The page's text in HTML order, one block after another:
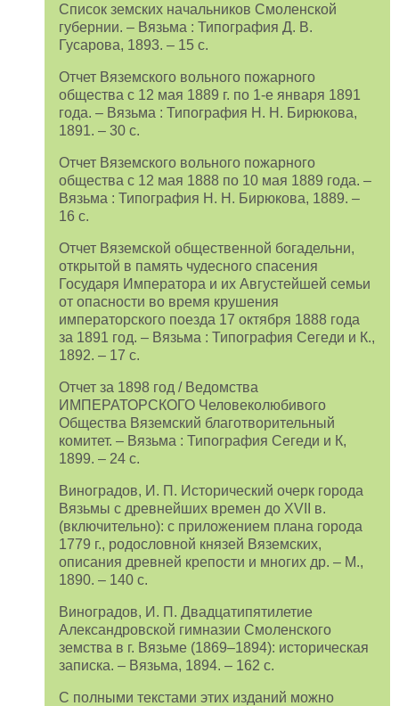
Список земских начальников Смоленской
губернии. – Вязьма : Типография Д. В.
Гусарова, 1893. – 15 с.
Отчет Вяземского вольного пожарного
общества с 12 мая 1889 г. по 1-е января 1891
года. – Вязьма : Типография Н. Н. Бирюкова,
1891. – 30 с.
Отчет Вяземского вольного пожарного
общества с 12 мая 1888 по 10 мая 1889 года. –
Вязьма : Типография Н. Н. Бирюкова, 1889. –
16 с.
Отчет Вяземской общественной богадельни,
открытой в память чудесного спасения
Государя Императора и их Августейшей семьи
от опасности во время крушения
императорского поезда 17 октября 1888 года
за 1891 год. – Вязьма : Типография Сегеди и К.,
1892. – 17 с.
Отчет за 1898 год / Ведомства
ИМПЕРАТОРСКОГО Человеколюбивого
Общества Вяземский благотворительный
комитет. – Вязьма : Типография Сегеди и К,
1899. – 24 с.
Виноградов, И. П. Исторический очерк города
Вязьмы с древнейших времен до XVII в.
(включительно): с приложением плана города
1779 г., родословной князей Вяземских,
описания древней крепости и многих др. – М.,
1890. – 140 с.
Виноградов, И. П. Двадцатипятилетие
Александровской гимназии Смоленского
земства в г. Вязьме (1869–1894): историческая
записка. – Вязьма, 1894. – 162 с.
С полными текстами этих изданий можно